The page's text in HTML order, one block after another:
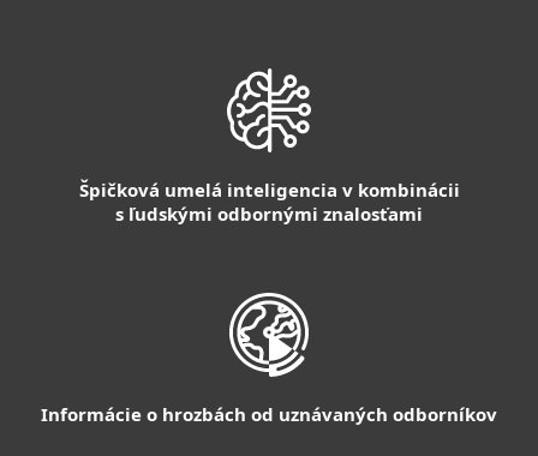
Špičková umelá inteligencia v kombinácii
s ľudskými odbornými znalosťami
Informácie o hrozbách od uznávaných odborníkov